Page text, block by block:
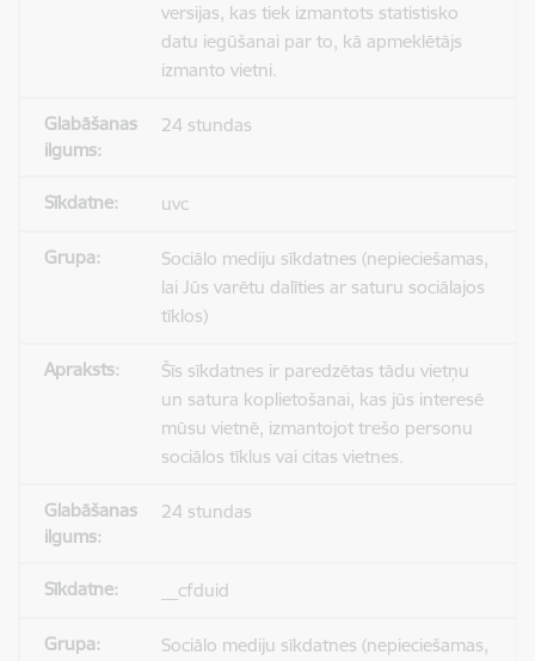
versijas, kas tiek izmantots statistisko
datu iegūšanai par to, kā apmeklētājs
izmanto vietni.
24 stundas
uvc
Sociālo mediju sīkdatnes (nepieciešamas,
lai Jūs varētu dalīties ar saturu sociālajos
tīklos)
Šīs sīkdatnes ir paredzētas tādu vietņu
un satura koplietošanai, kas jūs interesē
mūsu vietnē, izmantojot trešo personu
sociālos tīklus vai citas vietnes.
24 stundas
__cfduid
Sociālo mediju sīkdatnes (nepieciešamas,